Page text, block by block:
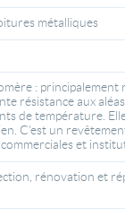
métalliques
: principalement
résistance aux
de température.
C'est un
et
rénovation et